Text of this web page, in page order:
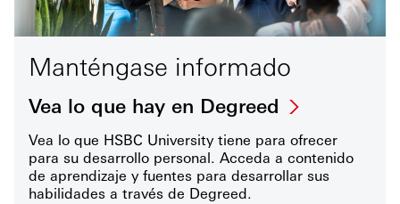
Manténgase informado
Vea lo que hay en Degreed
Vea lo que HSBC University tiene para ofrecer
para su desarrollo personal. Acceda a contenido
de aprendizaje y fuentes para desarrollar sus
habilidades a través de Degreed.